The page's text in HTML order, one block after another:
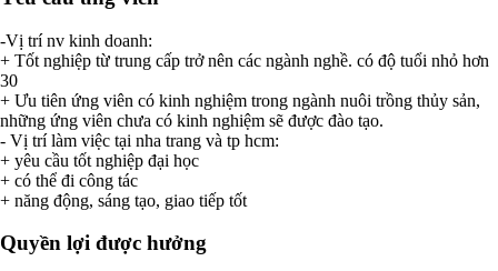
-Vị trí nv kinh doanh:
+ Tốt nghiệp từ trung cấp trở nên các ngành nghề. có độ tuổi nhỏ hơn
30
+ Ưu tiên ứng viên có kinh nghiệm trong ngành nuôi trồng thủy sản,
những ứng viên chưa có kinh nghiệm sẽ được đào tạo.
- Vị trí làm việc tại nha trang và tp hcm:
+ yêu cầu tốt nghiệp đại học
+ có thể đi công tác
+ năng động, sáng tạo, giao tiếp tốt
Quyền lợi được hưởng